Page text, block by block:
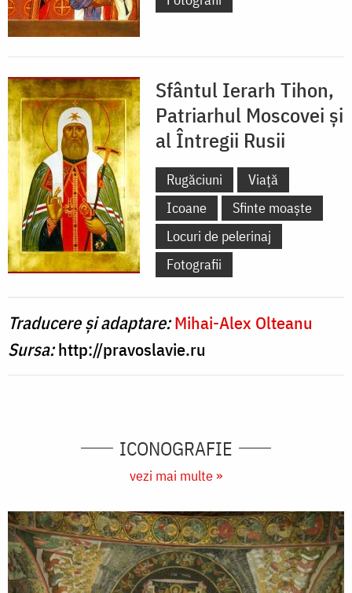
Sfântul Ierarh Tihon,
Patriarhul Moscovei și
al Întregii Rusii
Rugăciuni
Viață
Icoane
Sfinte moaște
Locuri de pelerinaj
Fotografii
Traducere și adaptare:Mihai-Alex Olteanu
Sursa:http://pravoslavie.ru
ICONOGRAFIE
vezi mai multe »